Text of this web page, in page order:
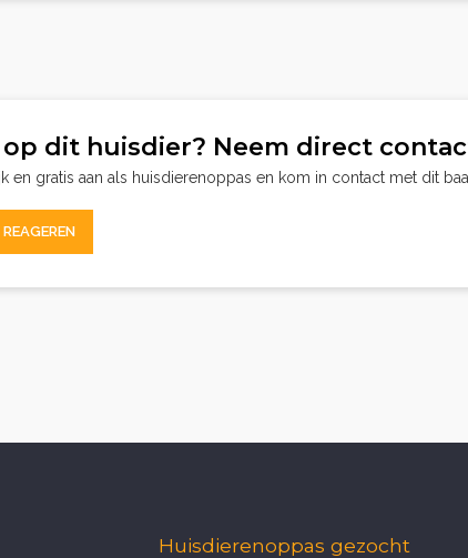
op dit huisdier? Neem direct
en gratis aan als huisdierenoppas en kom in contact met dit
Huisdierenoppas gezocht